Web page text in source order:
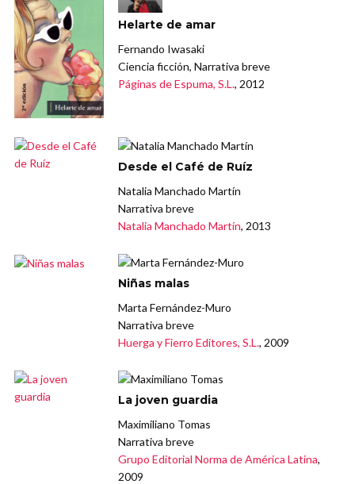
Helarte de amar
Fernando Iwasaki
Ciencia ficción, Narrativa breve
Páginas de Espuma, S.L., 2012
Desde el Café de Ruíz
Natalia Manchado Martín
Narrativa breve
Natalia Manchado Martín, 2013
Niñas malas
Marta Fernández-Muro
Narrativa breve
Huerga y Fierro Editores, S.L., 2009
La joven guardia
Maximiliano Tomas
Narrativa breve
Grupo Editorial Norma de América Latina,
2009